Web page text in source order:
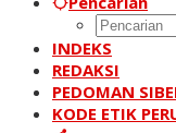
INDEKS
REDAKSI
PEDOMAN
KODE ETIK